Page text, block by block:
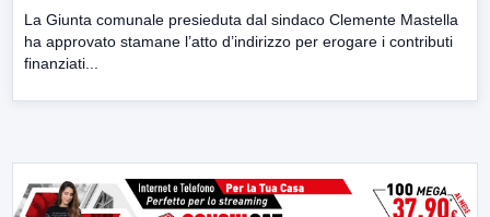
La Giunta comunale presieduta dal sindaco Clemente Mastella
ha approvato stamane l’atto d’indirizzo per erogare i contributi
finanziati...